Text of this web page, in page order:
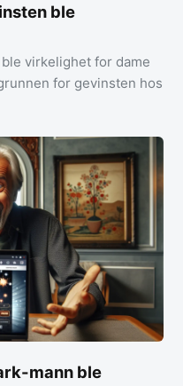
ble
virkelighet for dame
for gevinsten hos
mann ble